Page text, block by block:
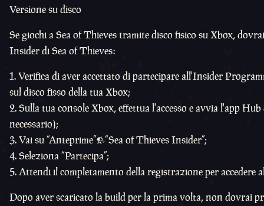
Versione su disco
Se giochi a Sea of Thieves tramite disco fisico su Xbox,
Insider di Sea of Thieves:
Verifica di aver accettato di partecipare all'Insider
sul disco fisso della tua Xbox;
Sulla tua console Xbox, effettua l'accesso e avvia l'app
necessario);
Vai su “Anteprime”>“Sea of Thieves Insider”;
Seleziona “Partecipa”;
Attendi il completamento della registrazione per accedere
Dopo aver scaricato la build per la prima volta, non dovrai